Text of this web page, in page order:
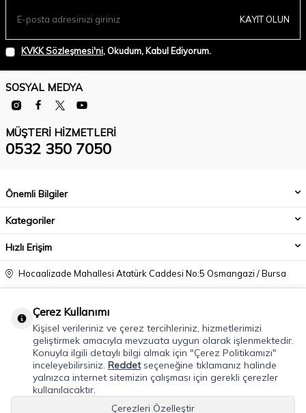
KAYIT OLUN
KVKK Sözleşmesi'ni, Okudum, Kabul Ediyorum.
SOSYAL MEDYA
MÜŞTERI HIZMETLERI
0532 350 7050
Önemli Bilgiler
Kategoriler
Hızlı Erişim
Hocaalizade Mahallesi Atatürk Caddesi No:5 Osmangazi / Bursa
info@modacadiri.com
Çerez Kullanımı
Kişisel verileriniz ve çerez tercihleriniz, hizmetlerimizi
geliştirmek amacıyla mevzuata uygun olarak işlenmektedir.
Konuyla ilgili detaylı bilgi almak için "Çerez Politikamızı"
inceleyebilirsiniz. Reddetseçeneğine tıklamanız halinde
yalnızca internet sitemizin çalışması için gerekli çerezler
kullanılacaktır.
Çerezleri Özelleştir